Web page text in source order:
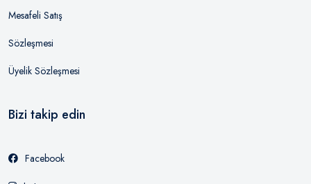
Mesafeli Satış
Sözleşmesi
Üyelik Sözleşmesi
Bizi takip edin
Facebook